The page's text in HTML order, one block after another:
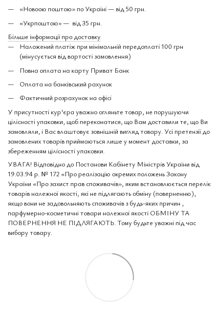
«Новоою поштою» по Україні — від 50 грн.
«Укрпоштою» — від 35 грн.
Більше інформації про доставку
Наложений платіж при мінімальній передоплаті 100 грн
(мінусується від вартості замовлення)
Повна оплата на карту Приват Банк
Оплата на банківський рахунок
Фактичний розрахунок на офісі
У присутності кур'єра уважно огляньте товар, не порушуючи
цілісності упаковки, щоб переконатися, що Вам доставили те, що Ви
замовляли, і Вас влаштовує зовнішній вигляд товару. Усі претензії до
замовлених товарів приймаються лише у момент доставки, за
збереженням цілісності упаковки.
УВАГА! Відповідно до Постанови Кабінету Міністрів України від
19.03.94 р. № 172 «Про реалізацію окремих положень Закону
України «Про захист прав споживачів», яким встановлюється перелік
товарів належної якості, які не підлягають обміну (поверненню),
якщо вони не задовольняють споживачів з будь-яких причин ,
парфумерно-косметичні товари належної якості ОБМІНУ ТА
ПОВЕРНЕННЯ НЕ ПІДЛЯГАЮТЬ. Тому будьте уважні під час
вибору товару.